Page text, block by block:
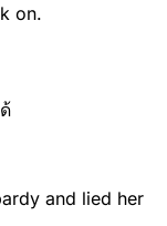
on.
and lied her